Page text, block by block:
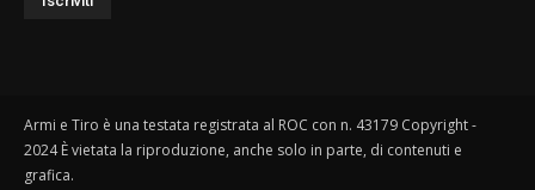
Armi e Tiro è una testata registrata al ROC con n. 43179 Copyright -
2024 È vietata la riproduzione, anche solo in parte, di contenuti e
grafica.